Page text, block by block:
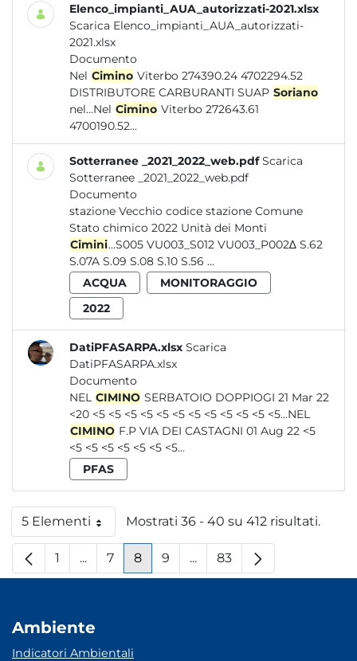
Elenco_impianti_AUA_autorizzati-2021.xlsx
Scarica Elenco_impianti_AUA_autorizzati-
2021.xlsx
Documento
Nel Cimino Viterbo 274390.24 4702294.52
DISTRIBUTORE CARBURANTI SUAP Soriano
nel...Nel Cimino Viterbo 272643.61
4700190.52...
Sotterranee _2021_2022_web.pdf Scarica
Sotterranee _2021_2022_web.pdf
Documento
stazione Vecchio codice stazione Comune
Stato chimico 2022 Unità dei Monti
Cimini...S005 VU003_S012 VU003_P002∆ S.62
S.07A S.09 S.08 S.10 S.56 ...
ACQUA
MONITORAGGIO
2022
DatiPFASARPA.xlsx Scarica
DatiPFASARPA.xlsx
Documento
NEL CIMINO SERBATOIO DOPPIOGI 21 Mar 22
<20 <5 <5 <5 <5 <5 <5 <5 <5 <5 <5 <5 <5...NEL
CIMINO F.P VIA DEI CASTAGNI 01 Aug 22 <5
<5 <5 <5 <5 <5 <5 <5...
PFAS
5 ElementiPer paginaMostrati 36 - 40 su 412 risultati.
Pagina
1 ...Pagine intermedie
Pagina
7 Pagina
8 Pagina
9 ...Pagine intermedie
Pagina
83
Ambiente
Indicatori Ambientali